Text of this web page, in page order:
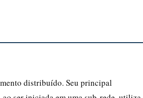
distribuído. Seu principal